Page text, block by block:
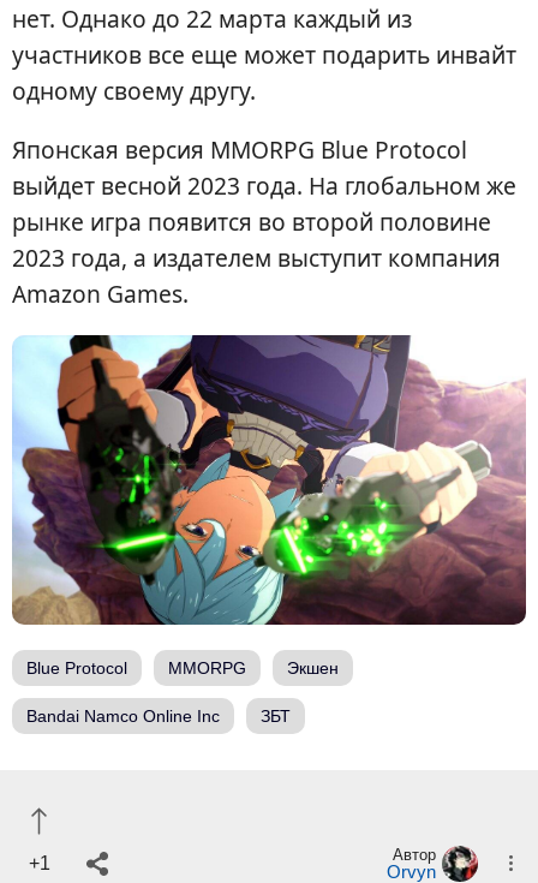
нет. Однако до 22 марта каждый из
участников все еще может подарить инвайт
одному своему другу.
Японская версия MMORPG Blue Protocol
выйдет весной 2023 года. На глобальном же
рынке игра появится во второй половине
2023 года, а издателем выступит компания
Amazon Games.
Blue Protocol MMORPG Экшен
Bandai Namco Online Inc ЗБТ
+1 Автор
Orvyn